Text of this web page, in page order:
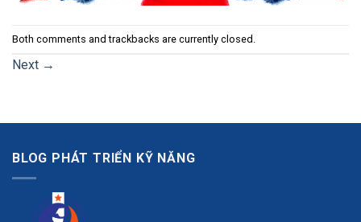
Both comments and trackbacks are currently closed.
Next →
BLOG PHÁT TRIỂN KỸ NĂNG